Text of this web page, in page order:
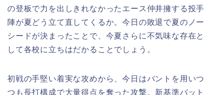
の登板で力を出しきれなかったエース仲井擁する投手
陣が夏どう立て直してくるか。今日の敗退で夏のノー
シードが決まったことで、今夏さらに不気味な存在と
して各校に立ちはだかることでしょう。
初戦の手堅い着実な攻めから、今日はバントを用いつ
つも長打構成で大量得点を奪った攻撃。新基準バット